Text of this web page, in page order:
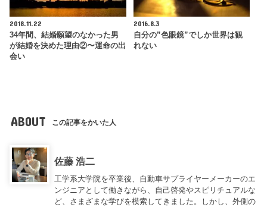
2018.11.22
34年間、結婚願望のなかった男
が結婚を決めた理由②〜運命の出
会い
2016.8.3
自分の”色眼鏡”でしか世界は観
れない
ABOUT この記事をかいた人
佐藤 浩二
工学系大学院を卒業後、自動車サプライヤーメーカーのエ
ンジニアとして働きながら、自己啓発やスピリチュアルな
ど、さまざまな学びを模索してきました。しかし、外側の